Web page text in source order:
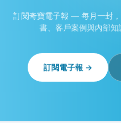
訂閱奇寶電子報 — 每月一封
書、客戶案例與內部知
訂閱電子報 →